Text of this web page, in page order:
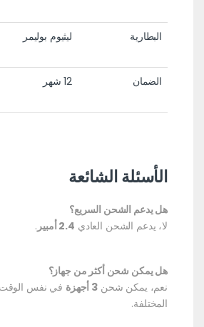
البطارية ليثيوم بوليمر
الضمان 12 شهر
الأسئلة الشائعة
هل يدعم الشحن السريع؟
لا، يدعم الشحن العادي 2.4 أمبير .
هل يمكن شحن أكثر من جهاز؟
نعم، يمكن شحن3 أجهزة
في نفس الوقت
المختلفة.